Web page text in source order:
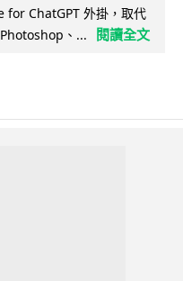
for ChatGPT 外掛，取代
、...
閱讀全文